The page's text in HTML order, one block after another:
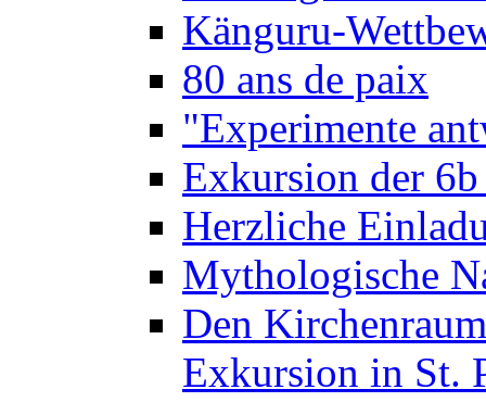
Känguru-
80 ans de paix
"Experimente
Exkursion der
Herzliche
Mythologische
Den
Exkursion in St.